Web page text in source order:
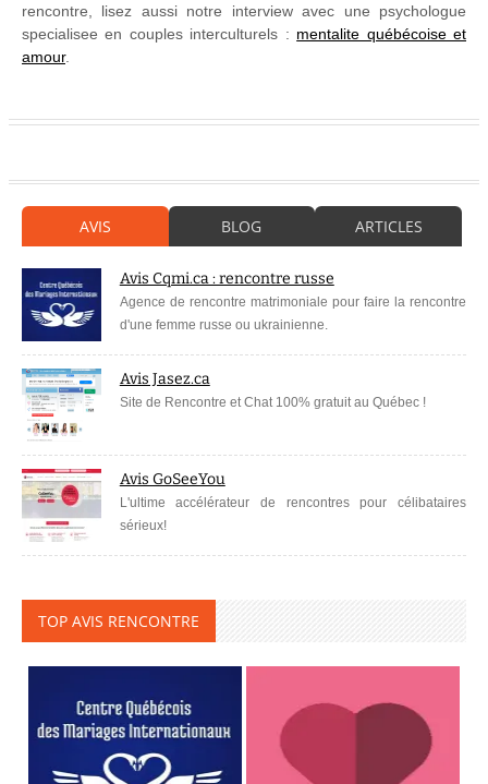
rencontre, lisez aussi notre interview avec une psychologue
specialisee en couples interculturels : mentalite québécoise et
amour.
AVIS BLOG ARTICLES
Avis Cqmi.ca : rencontre russe
Agence de rencontre matrimoniale pour faire la rencontre
d'une femme russe ou ukrainienne.
Avis Jasez.ca
Site de Rencontre et Chat 100% gratuit au Québec !
Avis GoSeeYou
L'ultime accélérateur de rencontres pour célibataires
sérieux!
TOP AVIS RENCONTRE